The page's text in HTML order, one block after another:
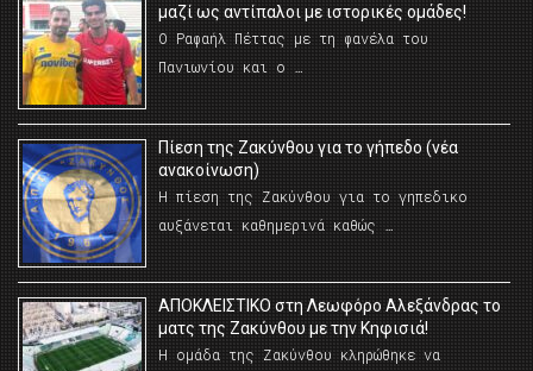
μαζί ως αντίπαλοι με ιστορικές ομάδες!
Ο Ραφαήλ Πέττας με τη φανέλα του
Πανιωνίου και ο …
Πίεση της Ζακύνθου για το γήπεδο (νέα
ανακοίνωση)
Η πίεση της Ζακύνθου για το γηπεδικο
αυξάνεται καθημερινά καθώς …
AΠΟΚΛΕΙΣΤΙΚΟ στη Λεωφόρο Αλεξάνδρας το
ματς της Ζακύνθου με την Κηφισιά!
Η ομάδα της Ζακύνθου κληρώθηκε να